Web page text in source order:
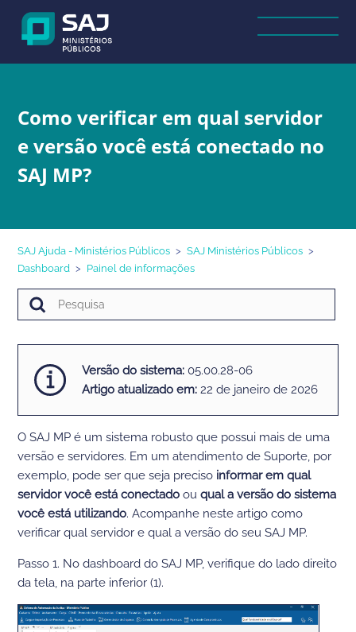
Como verificar em qual servidor
e versão você está conectado no
SAJ MP?
SAJ Ajuda - Ministérios Públicos
SAJ Ministérios Públicos
Dashboard
Painel de informações
Versão do sistema:05.00.28-06
Artigo atualizado em: 22 de janeiro de 2026
O SAJ MP é um sistema robusto que possui mais de uma
versão e servidores. Em um atendimento de Suporte, por
exemplo, pode ser que seja preciso informar em qual
servidor você está conectado ouqual a versão do sistema
você está utilizando. Acompanhe neste artigo como
verificar qual servidor e qual a versão do seu SAJ MP.
Passo 1. No dashboard do SAJ MP, verifique do lado direito
da tela, na parte inferior (1).